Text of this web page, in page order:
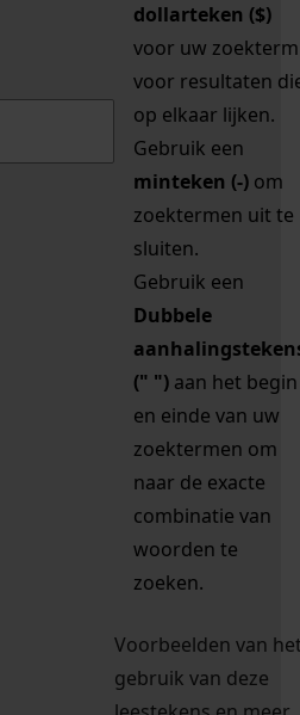
dollarteken ($)
voor uw zoekterm
voor resultaten
op elkaar lijken.
Gebruik een
minteken (-) om
zoektermen uit te
sluiten.
Gebruik een
Dubbele
(" ") aan het begin
en einde van uw
zoektermen om
naar de exacte
combinatie van
woorden te
zoeken.
Voorbeelden van
gebruik van deze